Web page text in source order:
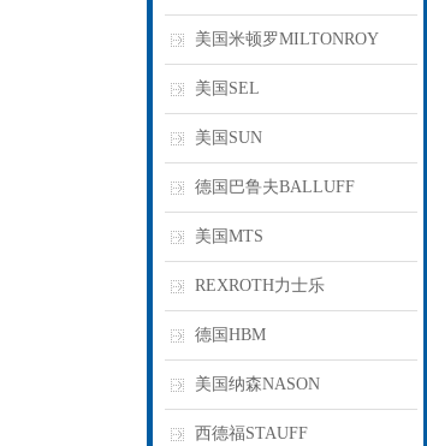
美国米顿罗MILTONROY
美国SEL
美国SUN
德国巴鲁夫BALLUFF
美国MTS
REXROTH力士乐
德国HBM
美国纳森NASON
西德福STAUFF